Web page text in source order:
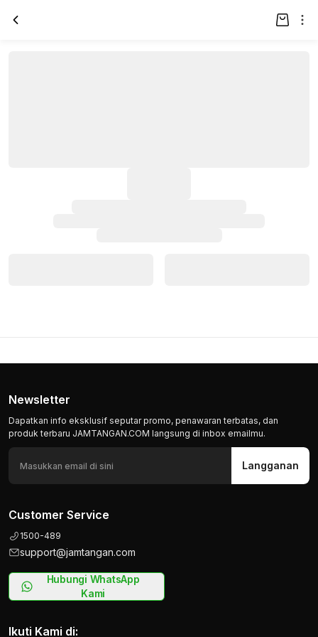
Newsletter
Dapatkan info eksklusif seputar promo, penawaran terbatas, dan
produk terbaru JAMTANGAN.COM langsung di inbox emailmu.
Langganan
Customer Service
1500-489
support@jamtangan.com
Hubungi WhatsApp
Kami
Ikuti Kami di: